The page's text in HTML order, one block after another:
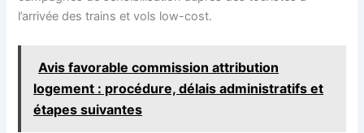
l’arrivée des trains et vols low-cost.
Avis favorable commission attribution
logement : procédure, délais administratifs et
étapes suivantes